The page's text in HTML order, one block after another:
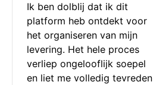
Ik ben dolblij dat ik dit
platform heb ontdekt voor
het organiseren van mijn
levering. Het hele proces
verliep ongelooflijk soepel
en liet me volledig tevreden